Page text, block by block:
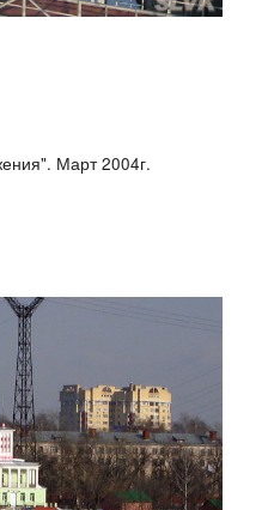
Март 2004г.